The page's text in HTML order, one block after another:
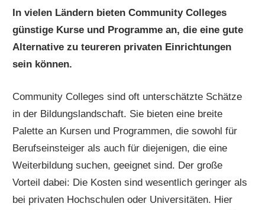
In vielen Ländern bieten Community Colleges
günstige Kurse und Programme an, die eine gute
Alternative zu teureren privaten Einrichtungen
sein können.
Community Colleges sind oft unterschätzte Schätze
in der Bildungslandschaft. Sie bieten eine breite
Palette an Kursen und Programmen, die sowohl für
Berufseinsteiger als auch für diejenigen, die eine
Weiterbildung suchen, geeignet sind. Der große
Vorteil dabei: Die Kosten sind wesentlich geringer als
bei privaten Hochschulen oder Universitäten. Hier